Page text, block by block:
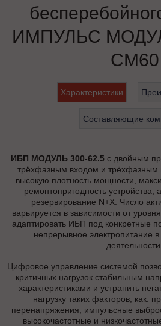
ИМПУЛЬС
СМ60
Характеристики
Составляющие
ИБП МОДУЛЬ 300-62.5с двойным
трёхфазным входом и трёхфазным
высокую плотность мощности,
ремонтопригодность устройства,
резервирование N+X. Число
варьируется в зависимости от
адаптировать ИБП под конкретные
непрерывное электропитание
деятельности.
Цифровое управление системой
критичных нагрузок стабильным
характеристиками и устранить
нагрузку таких факторов, как:
перенапряжения, импульсные
высокочастотные и